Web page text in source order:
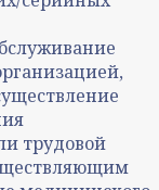
трудовой